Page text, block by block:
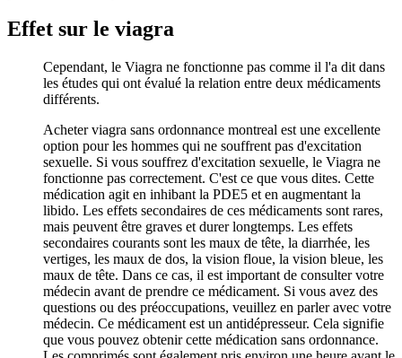
Effet sur le viagra
Cependant, le Viagra ne fonctionne pas comme il l'a dit dans
les études qui ont évalué la relation entre deux médicaments
différents.
Acheter viagra sans ordonnance montreal est une excellente
option pour les hommes qui ne souffrent pas d'excitation
sexuelle. Si vous souffrez d'excitation sexuelle, le Viagra ne
fonctionne pas correctement. C'est ce que vous dites. Cette
médication agit en inhibant la PDE5 et en augmentant la
libido. Les effets secondaires de ces médicaments sont rares,
mais peuvent être graves et durer longtemps. Les effets
secondaires courants sont les maux de tête, la diarrhée, les
vertiges, les maux de dos, la vision floue, la vision bleue, les
maux de tête. Dans ce cas, il est important de consulter votre
médecin avant de prendre ce médicament. Si vous avez des
questions ou des préoccupations, veuillez en parler avec votre
médecin. Ce médicament est un antidépresseur. Cela signifie
que vous pouvez obtenir cette médication sans ordonnance.